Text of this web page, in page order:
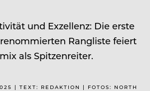
und Exzellenz: Die erste
Rangliste feiert
als Spitzenreiter.
| TEXT: REDAKTION | FOTOS: NORTH